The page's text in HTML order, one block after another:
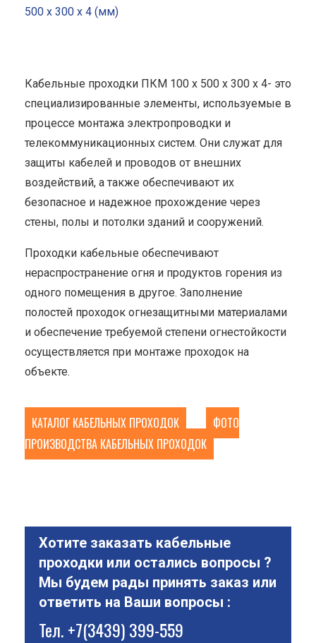
500 x 300 x 4 (мм)
Кабельные проходки ПКМ 100 x 500 x 300 x 4- это
специализированные элементы, используемые в
процессе монтажа электропроводки и
телекоммуникационных систем. Они служат для
защиты кабелей и проводов от внешних
воздействий, а также обеспечивают их
безопасное и надежное прохождение через
стены, полы и потолки зданий и сооружений.
Проходки кабельные обеспечивают
нераспространение огня и продуктов горения из
одного помещения в другое. Заполнение
полостей проходок огнезащитными материалами
и обеспечение требуемой степени огнестойкости
осуществляется при монтаже проходок на
объекте.
КАТАЛОГ КАБЕЛЬНЫХ ПРОХОДОК
ФОТО
ПРОИЗВОДСТВА КАБЕЛЬНЫХ ПРОХОДОК
Хотите заказать кабельные
проходки или остались вопросы ?
Мы будем рады принять заказ или
ответить на Ваши вопросы :
Тел.+7(3439) 399-559